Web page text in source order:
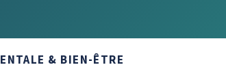
& BIEN-ÊTRE